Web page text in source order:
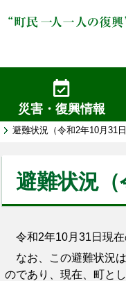
災害・復興情報
避難状況（令和2年10月31日
避難状況（
令和2年10月31日現在
なお、この避難状況
のであり、現在、町と